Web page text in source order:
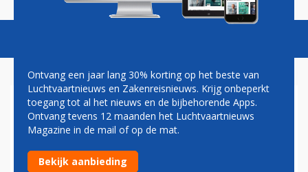
SCHIPHOL: GEEN GROTE
OVERLAST DOOR STAKING IN
OPENBAAR VERVOER
Ontvang een jaar lang 30% korting op het beste van
Luchtvaartnieuws en Zakenreisnieuws. Krijg onbeperkt
toegang tot al het nieuws en de bijbehorende Apps.
Ontvang tevens 12 maanden het Luchtvaartnieuws
Magazine in de mail of op de mat.
Bekijk aanbieding